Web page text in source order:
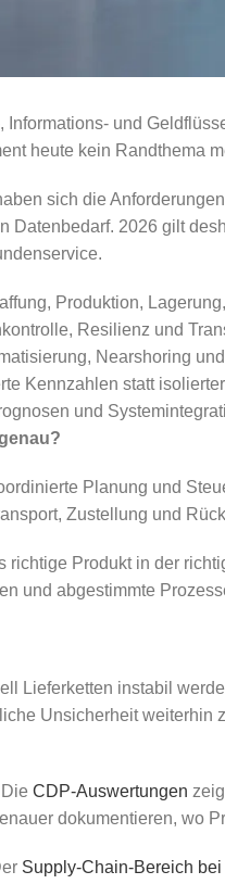
Informations- und
heute kein Randthema
sich die
Datenbedarf. 2026 gilt
Produktion,
Resilienz und
Nearshoring
Kennzahlen statt
und
Planung und
Zustellung und
richtige Produkt in der
und abgestimmte
Lieferketten instabil
Unsicherheit
CDP-Auswertungen
dokumentieren, wo
Supply-Chain-Bereich bei